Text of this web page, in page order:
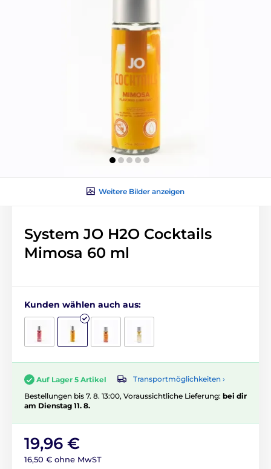
Weitere Bilder anzeigen
System JO H2O Cocktails
Mimosa 60 ml
Kunden wählen auch aus:
Auf Lager 5 Artikel
Transportmöglichkeiten ›
Bestellungen bis 7. 8. 13:00, Voraussichtliche Lieferung: bei dir
am Dienstag 11. 8.
19,96 €
16,50 € ohne MwST